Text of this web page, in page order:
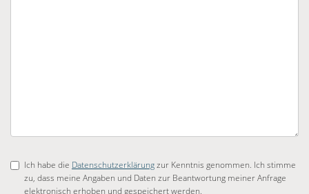
Ich habe die Datenschutzerklärungzur Kenntnis genommen. Ich stimme
zu, dass meine Angaben und Daten zur Beantwortung meiner Anfrage
elektronisch erhoben und gespeichert werden.